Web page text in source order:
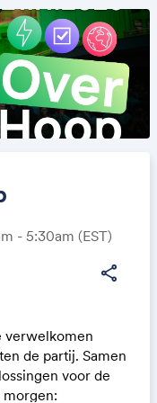
- 5:30am (EST)
share
verwelkomen
de partij. Samen
voor de
morgen: